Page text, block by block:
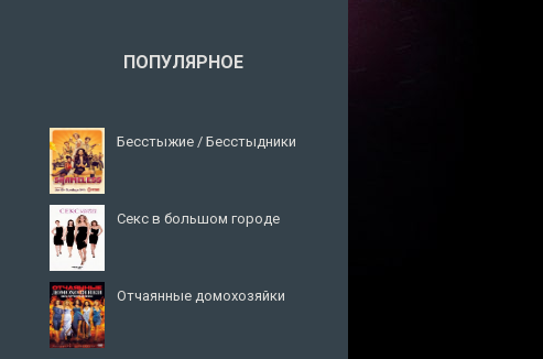
ПОПУЛЯРНОЕ
Бесстыжие / Бесстыдники
Секс в большом городе
Отчаянные домохозяйки